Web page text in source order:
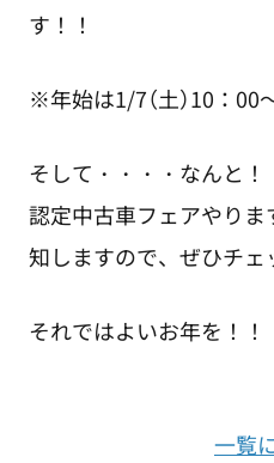
す！！
※年始は1/7（土）10：00
そして・・・・なんと
認定中古車フェアやり
知しますので、ぜひチェ
それではよいお年を！！
一覧